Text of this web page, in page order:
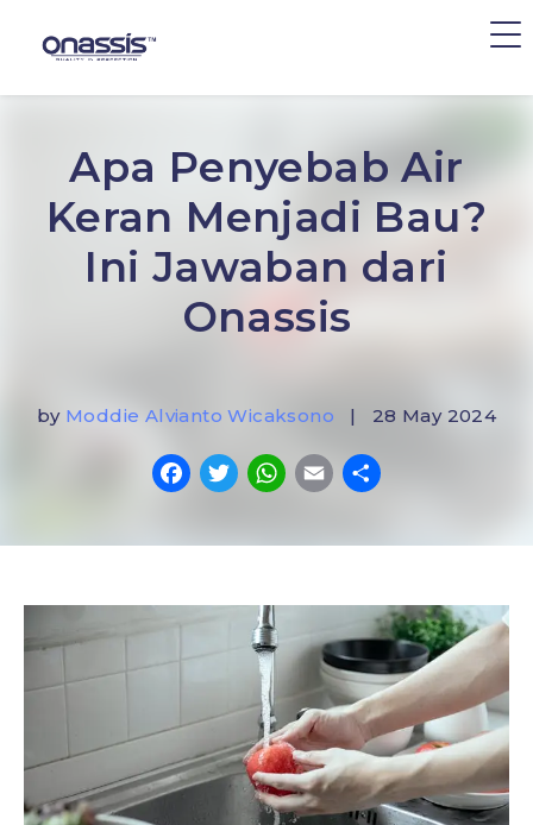
Apa Penyebab Air
Keran Menjadi Bau?
Ini Jawaban dari
Onassis
by Moddie Alvianto Wicaksono | 28 May 2024
Facebook
Twitter
WhatsApp
Email